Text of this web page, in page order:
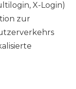
X-Login)
zur